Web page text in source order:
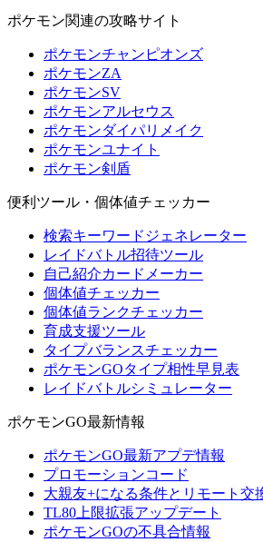
ポケモン関連の攻略サイト
ポケモンチャンピオンズ
ポケモンZA
ポケモンSV
ポケモンアルセウス
ポケモンダイパリメイク
ポケモンユナイト
ポケモン剣盾
便利ツール・個体値チェッカー
検索キーワードジェネレーター
レイドバトル招待ツール
自己紹介カードメーカー
個体値チェッカー
個体値ランクチェッカー
育成支援ツール
タイプバランスチェッカー
ポケモンGOタイプ相性早見表
レイドバトルシミュレーター
ポケモンGO最新情報
ポケモンGO最新アプデ情報
プロモーションコード
大親友+になる条件とリモート交
TL80上限拡張アップデート
ポケモンGOの不具合情報